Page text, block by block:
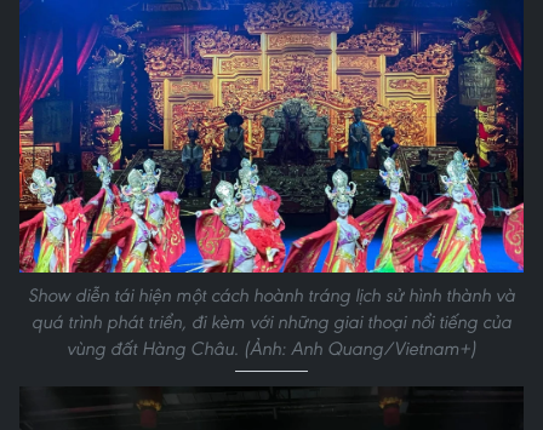
Show diễn tái hiện một cách hoành tráng lịch sử hình thành và
quá trình phát triển, đi kèm với những giai thoại nổi tiếng của
vùng đất Hàng Châu. (Ảnh: Anh Quang/Vietnam+)